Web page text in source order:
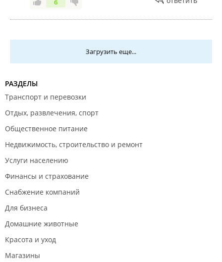
6
Загрузить еще...
РАЗДЕЛЫ
Транспорт и перевозки
Отдых, развлечения, спорт
Общественное питание
Недвижимость, строительство и ремонт
Услуги населению
Финансы и страхование
Снабжение компаний
Для бизнеса
Домашние животные
Красота и уход
Магазины